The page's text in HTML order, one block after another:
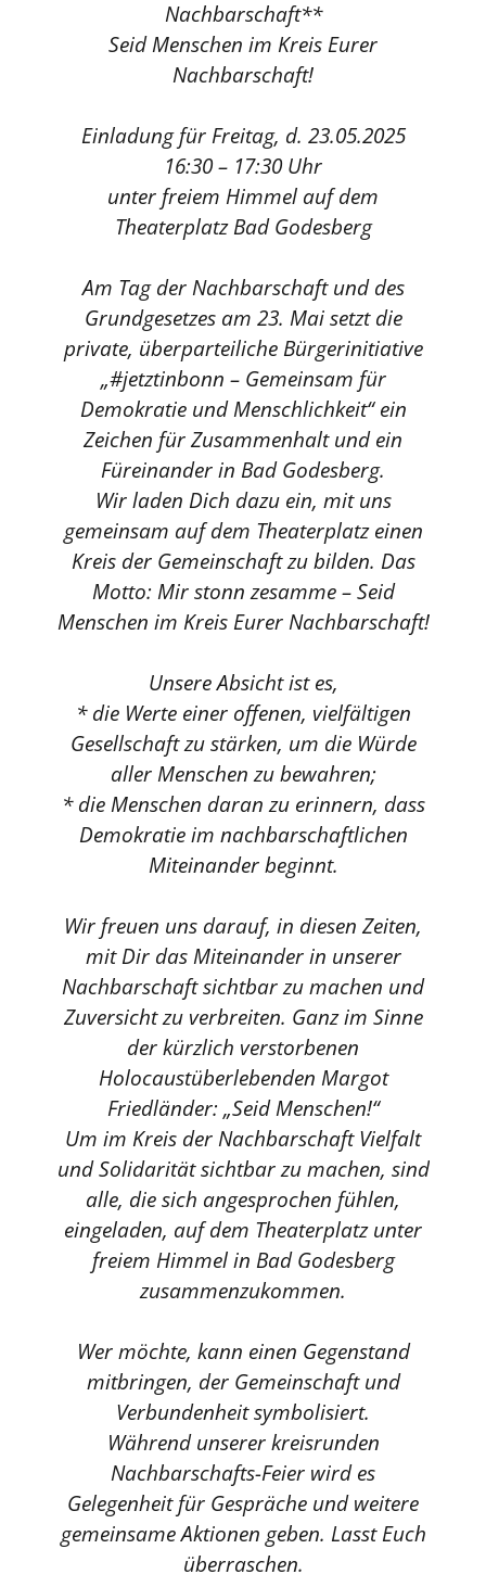
Nachbarschaft**
Seid Menschen im Kreis Eurer
Nachbarschaft!
Einladung für Freitag, d. 23.05.2025
16:30 – 17:30 Uhr
unter freiem Himmel auf dem
Theaterplatz Bad Godesberg
Am Tag der Nachbarschaft und des
Grundgesetzes am 23. Mai setzt die
private, überparteiliche Bürgerinitiative
„#jetztinbonn – Gemeinsam für
Demokratie und Menschlichkeit“ ein
Zeichen für Zusammenhalt und ein
Füreinander in Bad Godesberg.
Wir laden Dich dazu ein, mit uns
gemeinsam auf dem Theaterplatz einen
Kreis der Gemeinschaft zu bilden. Das
Motto: Mir stonn zesamme – Seid
Menschen im Kreis Eurer Nachbarschaft!
Unsere Absicht ist es,
* die Werte einer offenen, vielfältigen
Gesellschaft zu stärken, um die Würde
aller Menschen zu bewahren;
* die Menschen daran zu erinnern, dass
Demokratie im nachbarschaftlichen
Miteinander beginnt.
Wir freuen uns darauf, in diesen Zeiten,
mit Dir das Miteinander in unserer
Nachbarschaft sichtbar zu machen und
Zuversicht zu verbreiten. Ganz im Sinne
der kürzlich verstorbenen
Holocaustüberlebenden Margot
Friedländer: „Seid Menschen!“
Um im Kreis der Nachbarschaft Vielfalt
und Solidarität sichtbar zu machen, sind
alle, die sich angesprochen fühlen,
eingeladen, auf dem Theaterplatz unter
freiem Himmel in Bad Godesberg
zusammenzukommen.
Wer möchte, kann einen Gegenstand
mitbringen, der Gemeinschaft und
Verbundenheit symbolisiert.
Während unserer kreisrunden
Nachbarschafts-Feier wird es
Gelegenheit für Gespräche und weitere
gemeinsame Aktionen geben. Lasst Euch
überraschen.